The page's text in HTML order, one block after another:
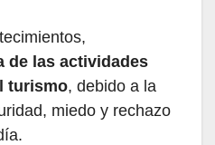
de las actividades
turismo, debido a la
miedo y rechazo